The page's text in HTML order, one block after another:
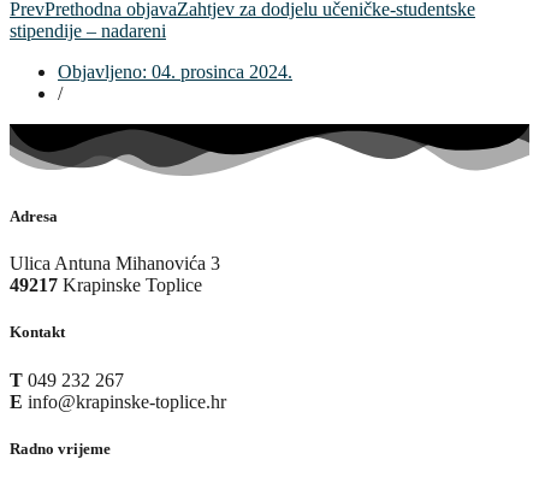
PrevPrethodna objavaZahtjev za dodjelu učeničke-studentske
stipendije – nadareni
Objavljeno: 04. prosinca 2024.
/
Adresa
Ulica Antuna Mihanovića 3
49217 Krapinske Toplice
Kontakt
T 049 232 267
E info@krapinske-toplice.hr
Radno vrijeme